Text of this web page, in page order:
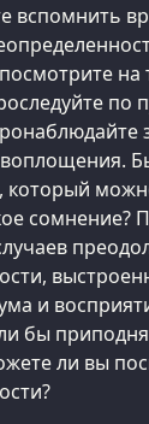
вспомнить
на
по
который
сомнение?
и
бы
ли вы